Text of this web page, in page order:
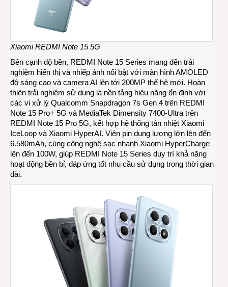
Xiaomi REDMI Note 15 5G
Bên cạnh độ bền, REDMI Note 15 Series mang đến trải
nghiệm hiển thị và nhiếp ảnh nổi bật với màn hình AMOLED
độ sáng cao và camera AI lên tới 200MP thế hệ mới. Hoàn
thiện trải nghiệm sử dụng là nền tảng hiệu năng ổn định với
các vi xử lý Qualcomm Snapdragon 7s Gen 4 trên REDMI
Note 15 Pro+ 5G và MediaTek Dimensity 7400-Ultra trên
REDMI Note 15 Pro 5G, kết hợp hệ thống tản nhiệt Xiaomi
IceLoop và Xiaomi HyperAI. Viên pin dung lượng lớn lên đến
6.580mAh, cùng công nghệ sạc nhanh Xiaomi HyperCharge
lên đến 100W, giúp REDMI Note 15 Series duy trì khả năng
hoạt động bền bỉ, đáp ứng tốt nhu cầu sử dụng trong thời gian
dài.